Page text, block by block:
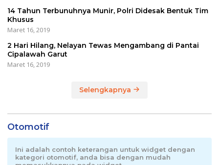
14 Tahun Terbunuhnya Munir, Polri Didesak Bentuk Tim
Khusus
Maret 16, 2019
2 Hari Hilang, Nelayan Tewas Mengambang di Pantai
Cipalawah Garut
Maret 16, 2019
Selengkapnya
Otomotif
Ini adalah contoh keterangan untuk widget dengan
kategori otomotif, anda bisa dengan mudah